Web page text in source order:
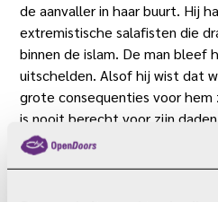
de aanvaller in haar buurt. Hij
extremistische salafisten die
binnen de islam. De man bleef
uitschelden. Alsof hij wist dat
grote consequenties voor hem
is nooit berecht voor zijn
iets waar ik me zorgen over
het. Maar wat als mijn